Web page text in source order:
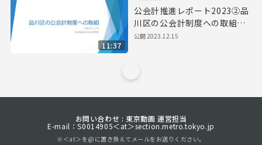
11:37
公会計推進レポート2023②品
川区の公会計制度への取組
（東京都品川区）
公開2023.12.15
お問い合わせ : 東京動画 運営担当
E-mail：S0014905＜at＞section.metro.tokyo.jp
※＜at＞を@に置き換えてメールをお送りください。